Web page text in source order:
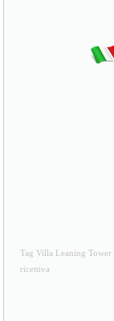
Tag Villa Leaning Tower
ricettiva